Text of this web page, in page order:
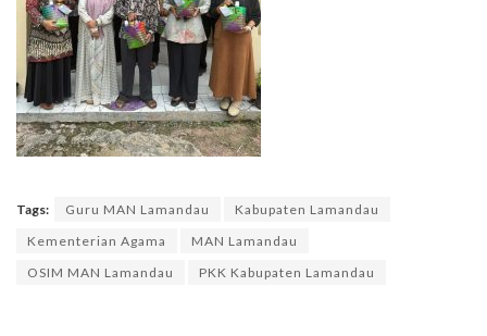
Tags: Guru MAN Lamandau
Kabupaten Lamandau
Kementerian Agama
MAN Lamandau
OSIM MAN Lamandau
PKK Kabupaten Lamandau